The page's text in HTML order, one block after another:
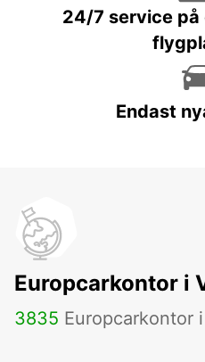
24/7 service
Endast
Europcarkontor i
3835 Europcarkontor